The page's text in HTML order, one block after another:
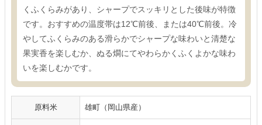
くふくらみがあり、シャープでスッキリとした後味が特徴
です。おすすめの温度帯は12℃前後、または40℃前後。冷
やしてふくらみのある滑らかでシャープな味わいと清楚な
果実香を楽しむか、ぬる燗にてやわらかくふくよかな味わ
いを楽しむかです。
原料米 雄町（岡山県産）